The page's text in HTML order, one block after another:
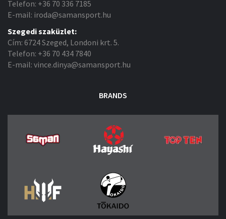
Telefon: +36 70 336 7185
E-mail: iroda@samansport.hu
Szegedi szaküzlet:
Cím: 6724 Szeged, Londoni krt. 5.
Telefon: +36 70 434 7840
E-mail: vince.dinya@samansport.hu
BRANDS